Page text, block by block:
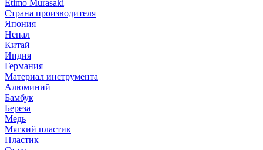
Etimo Murasaki
Страна производителя
Япония
Непал
Китай
Индия
Германия
Материал инструмента
Алюминий
Бамбук
Береза
Медь
Мягкий пластик
Пластик